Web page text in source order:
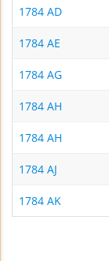
1784 AD
1784 AE
1784 AG
1784 AH
1784 AH
1784 AJ
1784 AK